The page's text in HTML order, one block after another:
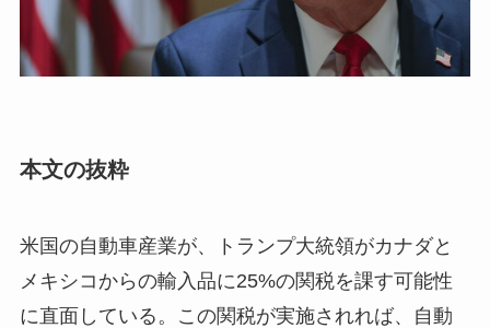
本文の抜粋
米国の自動車産業が、トランプ大統領がカナダと
メキシコからの輸入品に25%の関税を課す可能性
に直面している。この関税が実施されれば、自動